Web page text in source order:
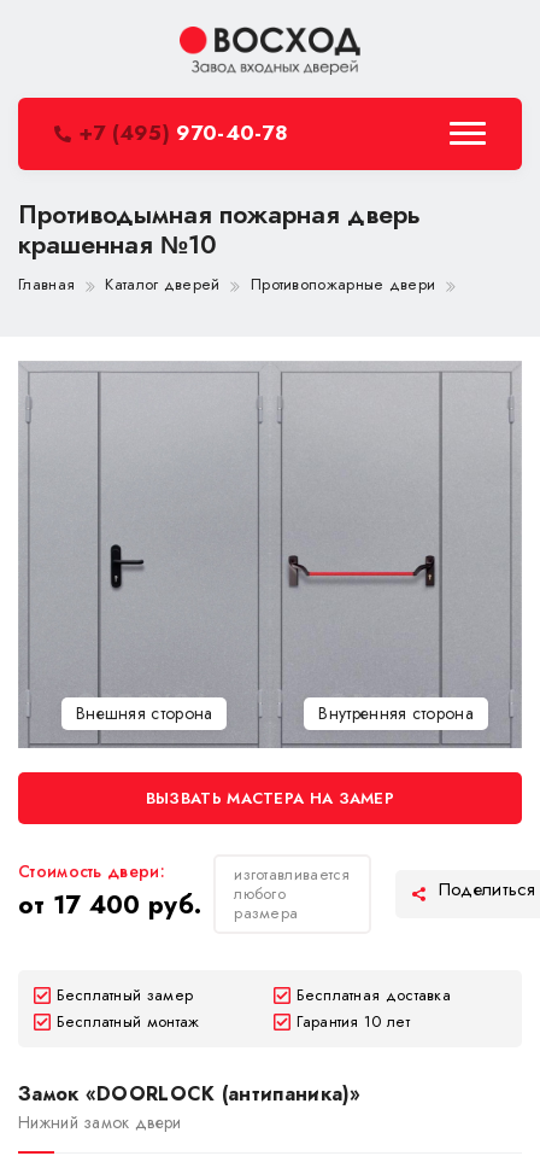
+7 (495) 970-40-78
Противодымная пожарная дверь
крашенная №10
Главная Каталог дверей Противопожарные двери
Внешняя сторона Внутренняя сторона
ВЫЗВАТЬ МАСТЕРА НА ЗАМЕР
Стоимость двери:
от 17 400 руб.
изготавливается
любого
размера
Бесплатный замер
Бесплатная доставка
Бесплатный монтаж
Гарантия 10 лет
Замок «DOORLOCK (антипаника)»
Нижний замок двери